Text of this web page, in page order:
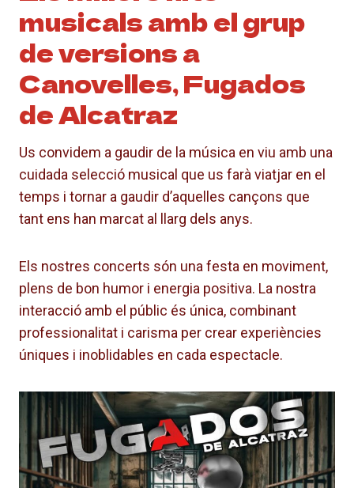
musicals amb el grup
de versions a
Canovelles, Fugados
de Alcatraz
Us convidem a gaudir de la música en viu amb una
cuidada selecció musical que us farà viatjar en el
temps i tornar a gaudir d’aquelles cançons que
tant ens han marcat al llarg dels anys.
Els nostres concerts són una festa en moviment,
plens de bon humor i energia positiva. La nostra
interacció amb el públic és única, combinant
professionalitat i carisma per crear experiències
úniques i inoblidables en cada espectacle.